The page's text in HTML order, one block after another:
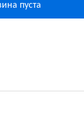
пуста